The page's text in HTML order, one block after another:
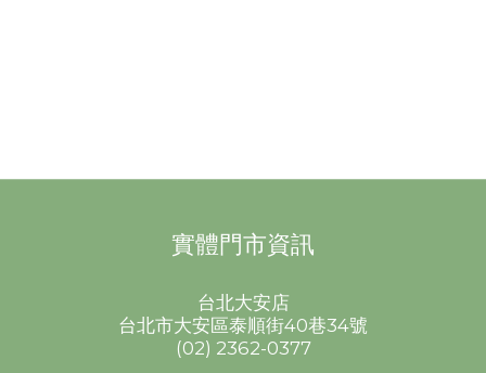
實體門市資訊
台北大安店
台北市大安區泰順街40巷34號
(02) 2362-0377